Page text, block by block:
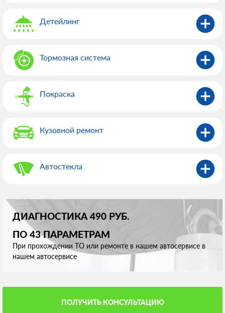
Детейлинг
Тормозная система
Покраска
Кузовной ремонт
Автостекла
ДИАГНОСТИКА 490 РУБ.
ПО 43 ПАРАМЕТРАМ
При прохождении ТО или ремонте в нашем автосервисе в
нашем автосервисе
ПОЛУЧИТЬ КОНСУЛЬТАЦИЮ